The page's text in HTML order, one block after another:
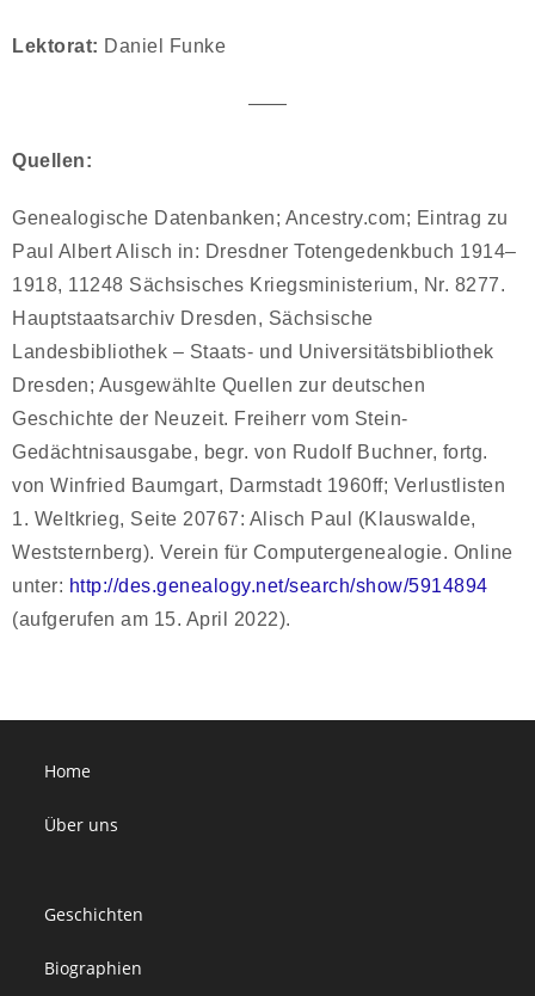
Lektorat: Daniel Funke
——
Quellen:
Genealogische Datenbanken; Ancestry.com; Eintrag zu
Paul Albert Alisch in: Dresdner Totengedenkbuch 1914–
1918, 11248 Sächsisches Kriegsministerium, Nr. 8277.
Hauptstaatsarchiv Dresden, Sächsische
Landesbibliothek – Staats- und Universitätsbibliothek
Dresden; Ausgewählte Quellen zur deutschen
Geschichte der Neuzeit. Freiherr vom Stein-
Gedächtnisausgabe, begr. von Rudolf Buchner, fortg.
von Winfried Baumgart, Darmstadt 1960ff; Verlustlisten
1. Weltkrieg, Seite 20767: Alisch Paul (Klauswalde,
Weststernberg). Verein für Computergenealogie. Online
unter: http://des.genealogy.net/search/show/5914894
(aufgerufen am 15. April 2022).
Home
Über uns
Geschichten
Biographien